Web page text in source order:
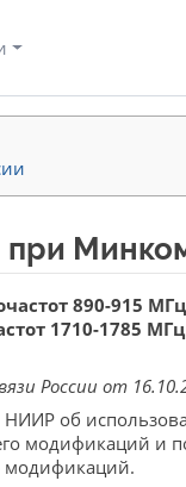
890-915
1710-1785
России от
об
модификаций и
модификаций.